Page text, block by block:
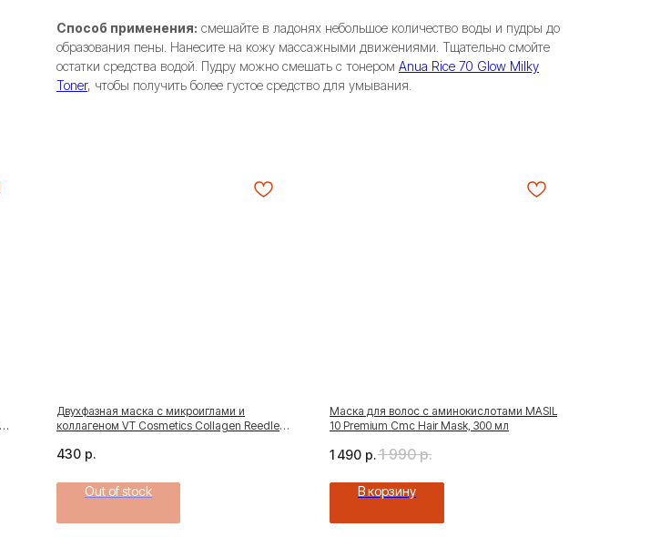
Способ применения: смешайте в ладонях небольшое количество воды и пудры до
образования пены. Нанесите на кожу массажными движениями. Тщательно смойте
остатки средства водой. Пудру можно смешать с тонером Anua Rice 70 Glow Milky
Toner, чтобы получить более густое средство для умывания.
Двухфазная маска с микроиглами и
коллагеном VT Cosmetics Collagen Reedle
430 р.
Out of stock
Маска для волос с аминокислотами MASIL
10 Premium Cmc Hair Mask, 300 мл
1 490 р.1 990 р.
В корзину